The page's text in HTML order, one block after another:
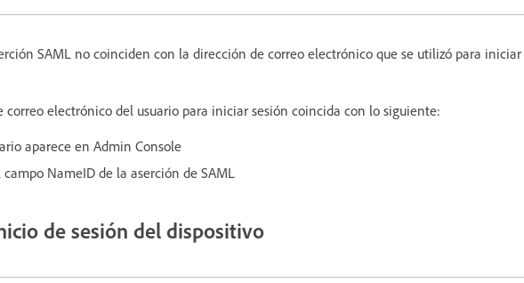
SAML no coinciden con la dirección de correo electrónico que se utilizó para iniciar
correo electrónico del usuario para iniciar sesión coincida con lo siguiente:
aparece en Admin Console
NameID de la aserción de SAML
de sesión del dispositivo